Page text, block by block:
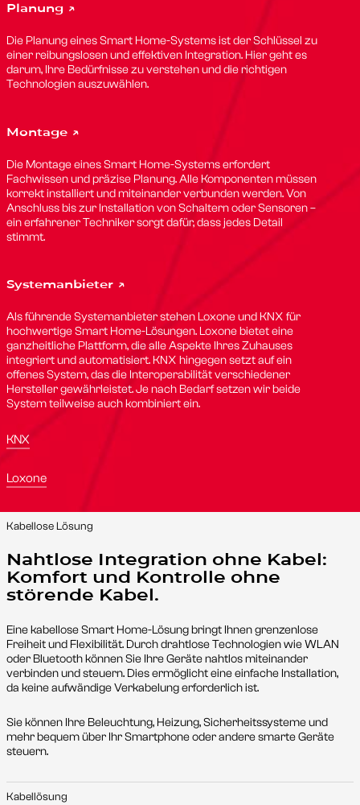
Planung ↗
Die Planung eines Smart Home-Systems ist der Schlüssel zu
einer reibungslosen und effektiven Integration. Hier geht es
darum, Ihre Bedürfnisse zu verstehen und die richtigen
Technologien auszuwählen.
Montage ↗
Die Montage eines Smart Home-Systems erfordert
Fachwissen und präzise Planung. Alle Komponenten müssen
korrekt installiert und miteinander verbunden werden. Von
Anschluss bis zur Installation von Schaltern oder Sensoren –
ein erfahrener Techniker sorgt dafür, dass jedes Detail
stimmt.
Systemanbieter ↗
Als führende Systemanbieter stehen Loxone und KNX für
hochwertige Smart Home-Lösungen. Loxone bietet eine
ganzheitliche Plattform, die alle Aspekte Ihres Zuhauses
integriert und automatisiert. KNX hingegen setzt auf ein
offenes System, das die Interoperabilität verschiedener
Hersteller gewährleistet. Je nach Bedarf setzen wir beide
System teilweise auch kombiniert ein.
KNX
Loxone
Kabellose Lösung
Nahtlose Integration ohne Kabel:
Komfort und Kontrolle ohne
störende Kabel.
Eine kabellose Smart Home-Lösung bringt Ihnen grenzenlose
Freiheit und Flexibilität. Durch drahtlose Technologien wie WLAN
oder Bluetooth können Sie Ihre Geräte nahtlos miteinander
verbinden und steuern. Dies ermöglicht eine einfache Installation,
da keine aufwändige Verkabelung erforderlich ist.
Sie können Ihre Beleuchtung, Heizung, Sicherheitssysteme und
mehr bequem über Ihr Smartphone oder andere smarte Geräte
steuern.
Kabellösung